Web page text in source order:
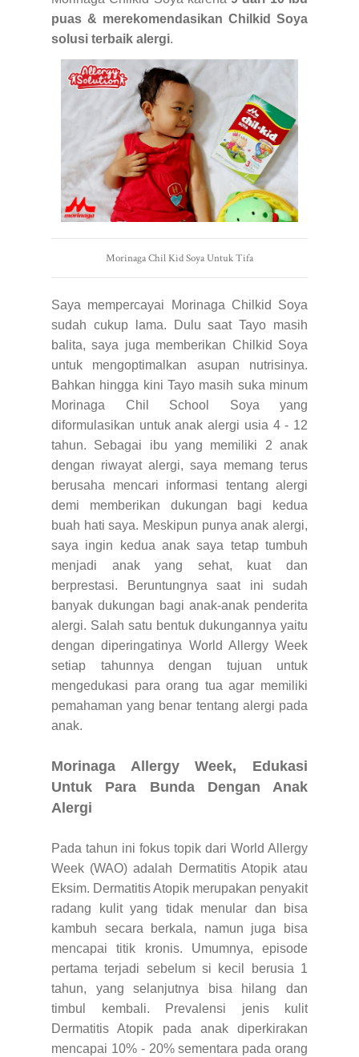
puas & merekomendasikan Chilkid Soya
solusi terbaik alergi.
Morinaga Chil Kid Soya Untuk Tifa
Saya mempercayai Morinaga Chilkid Soya
sudah cukup lama. Dulu saat Tayo masih
balita, saya juga memberikan Chilkid Soya
untuk mengoptimalkan asupan nutrisinya.
Bahkan hingga kini Tayo masih suka minum
Morinaga Chil School Soya yang
diformulasikan untuk anak alergi usia 4 - 12
tahun. Sebagai ibu yang memiliki 2 anak
dengan riwayat alergi, saya memang terus
berusaha mencari informasi tentang alergi
demi memberikan dukungan bagi kedua
buah hati saya. Meskipun punya anak alergi,
saya ingin kedua anak saya tetap tumbuh
menjadi anak yang sehat, kuat dan
berprestasi. Beruntungnya saat ini sudah
banyak dukungan bagi anak-anak penderita
alergi. Salah satu bentuk dukungannya yaitu
dengan diperingatinya World Allergy Week
setiap tahunnya dengan tujuan untuk
mengedukasi para orang tua agar memiliki
pemahaman yang benar tentang alergi pada
anak.
Morinaga Allergy Week, Edukasi
Untuk Para Bunda Dengan Anak
Alergi
Pada tahun ini fokus topik dari World Allergy
Week (WAO) adalah Dermatitis Atopik atau
Eksim. Dermatitis Atopik merupakan penyakit
radang kulit yang tidak menular dan bisa
kambuh secara berkala, namun juga bisa
mencapai titik kronis. Umumnya, episode
pertama terjadi sebelum si kecil berusia 1
tahun, yang selanjutnya bisa hilang dan
timbul kembali. Prevalensi jenis kulit
Dermatitis Atopik pada anak diperkirakan
mencapai 10% - 20% sementara pada orang